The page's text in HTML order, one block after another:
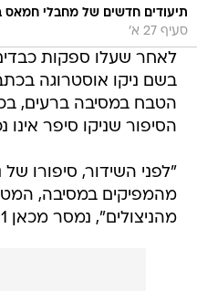
תיעודים חדשים של מחבלי חמאס
סעיף 27 א'
לאחר שעלו ספקות
הסיפור שניקו סיפר אינו
"לפני השידור, סיפורו
מהמפיקים במסיבה,
מהניצולים", נמסר מכאן 11.